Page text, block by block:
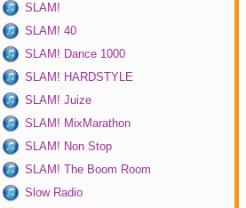
SLAM!
SLAM! 40
SLAM! Dance 1000
SLAM! HARDSTYLE
SLAM! Juize
SLAM! MixMarathon
SLAM! Non Stop
SLAM! The Boom Room
Slow Radio